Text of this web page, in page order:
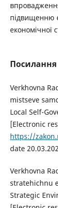
підвищенню
економічної
Посилання
Verkhovna
mistseve
Local Self-
[Electronic
https://
date
Verkhovna
stratehichnu
Strategic